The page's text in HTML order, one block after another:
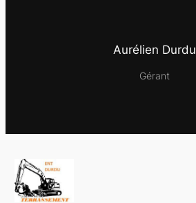
Aurélien Durdu
Gérant